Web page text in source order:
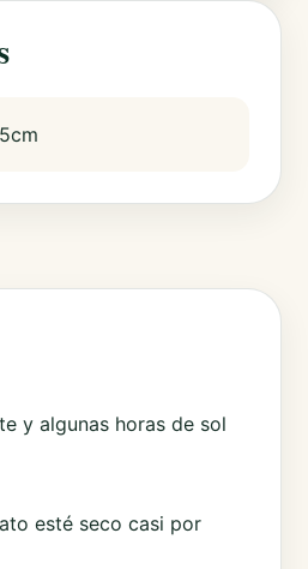
y algunas horas de sol
esté seco casi por